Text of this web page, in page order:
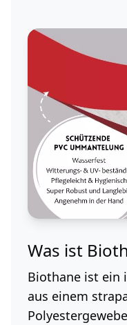
Was ist
Biothane ist ein
aus einem